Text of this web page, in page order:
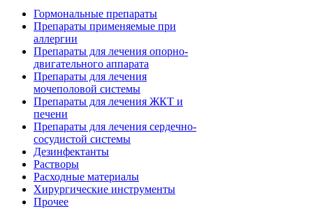
Гормональные препараты
Препараты применяемые при
аллергии
Препараты для лечения опорно-
двигательного аппарата
Препараты для лечения
мочеполовой системы
Препараты для лечения ЖКТ и
печени
Препараты для лечения сердечно-
сосудистой системы
Дезинфектанты
Растворы
Расходные материалы
Хирургические инструменты
Прочее